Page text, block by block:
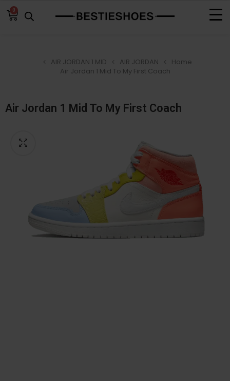
0
Home
AIR JORDAN
AIR JORDAN 1 MID
Air Jordan 1 Mid To My First Coach
Air Jordan 1 Mid To My First Coach